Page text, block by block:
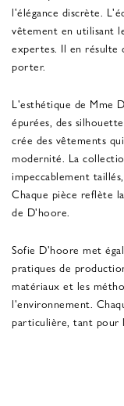
l'élégance discrète.
vêtement en utilisant
expertes. Il en résulte
porter.
L'esthétique de Mme
épurées, des
crée des vêtements
modernité. La
impeccablement
Chaque pièce reflète
de D'hoore.
Sofie D'hoore met
pratiques de
matériaux et les
l'environnement.
particulière, tant pour